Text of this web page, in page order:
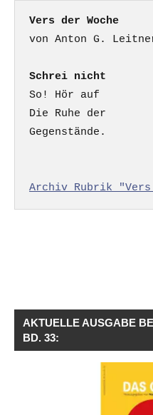
Vers der Woche
Schrei nicht
So! Hör auf
Die Ruhe der
Gegenstände.
Archiv Rubrik "Vers
AKTUELLE AUSGABE
BD. 33: